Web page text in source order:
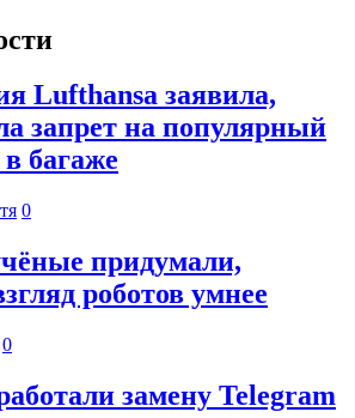
Lufthansa заявила,
запрет на популярный
багаже
0
придумали,
роботов умнее
0
замену Telegram